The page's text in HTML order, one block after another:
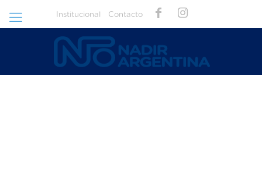
Institucional Contacto